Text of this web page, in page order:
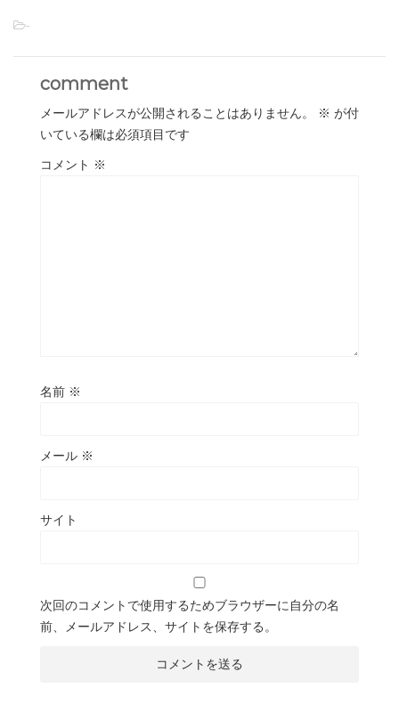
-
comment
メールアドレスが公開されることはありません。 ※ が付
いている欄は必須項目です
コメント ※
名前 ※
メール ※
サイト
次回のコメントで使用するためブラウザーに自分の名
前、メールアドレス、サイトを保存する。